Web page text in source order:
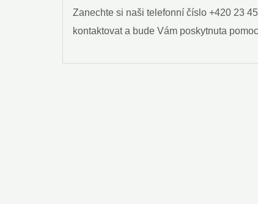
Zanechte si ‌naši telefonní číslo +420 23
kontaktovat a bude Vám poskytnuta